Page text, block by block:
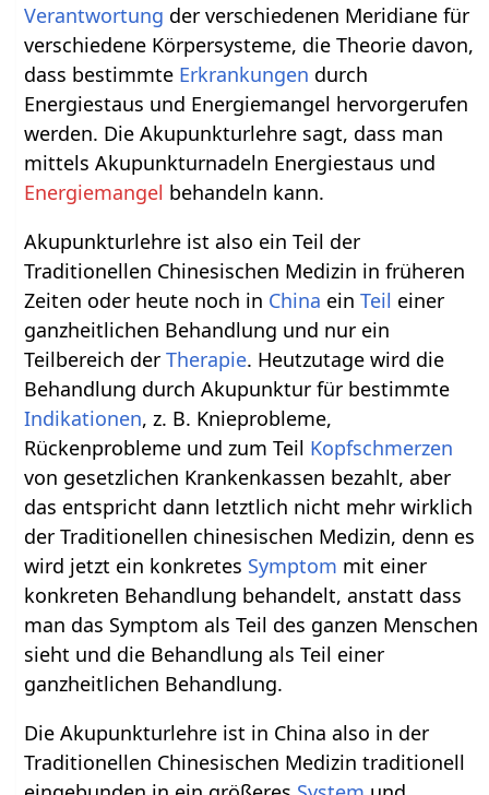
Verantwortung der verschiedenen Meridiane für
verschiedene Körpersysteme, die Theorie davon,
dass bestimmte Erkrankungen durch
Energiestaus und Energiemangel hervorgerufen
werden. Die Akupunkturlehre sagt, dass man
mittels Akupunkturnadeln Energiestaus und
Energiemangel behandeln kann.
Akupunkturlehre ist also ein Teil der
Traditionellen Chinesischen Medizin in früheren
Zeiten oder heute noch in China einTeil einer
ganzheitlichen Behandlung und nur ein
Teilbereich derTherapie. Heutzutage wird die
Behandlung durch Akupunktur für bestimmte
Indikationen, z. B. Knieprobleme,
Rückenprobleme und zum Teil Kopfschmerzen
von gesetzlichen Krankenkassen bezahlt, aber
das entspricht dann letztlich nicht mehr wirklich
der Traditionellen chinesischen Medizin, denn es
wird jetzt ein konkretes Symptom mit einer
konkreten Behandlung behandelt, anstatt dass
man das Symptom als Teil des ganzen Menschen
sieht und die Behandlung als Teil einer
ganzheitlichen Behandlung.
Die Akupunkturlehre ist in China also in der
Traditionellen Chinesischen Medizin traditionell